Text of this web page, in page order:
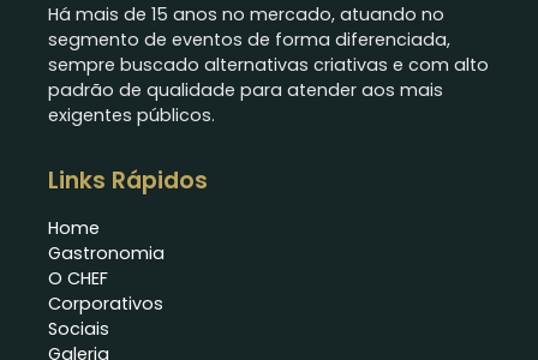
Há mais de 15 anos no mercado, atuando no
segmento de eventos de forma diferenciada,
sempre buscado alternativas criativas e com alto
padrão de qualidade para atender aos mais
exigentes públicos.
Links Rápidos
Home
Gastronomia
O CHEF
Corporativos
Sociais
Galeria